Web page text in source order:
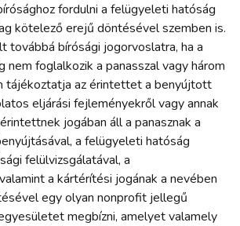
fordulni a felügyeleti hatóság
kötelező erejű döntésével szemben is.
továbbá bírósági jogorvoslatra, ha a
foglalkozik a panasszal vagy három
tájékoztatja az érintettet a benyújtott
eljárási fejleményekről vagy annak
jogában áll a panasznak a
a felügyeleti hatóság
felülvizsgálatával, a
a kártérítési jogának a nevében
egy olyan nonprofit jellegű
megbízni, amelyet valamely